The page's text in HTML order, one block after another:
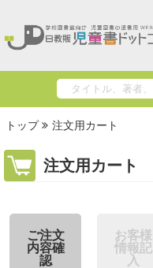
トップ 注文用カート
注文用カート
ご注文
内容確
認
お客様
情報記
入